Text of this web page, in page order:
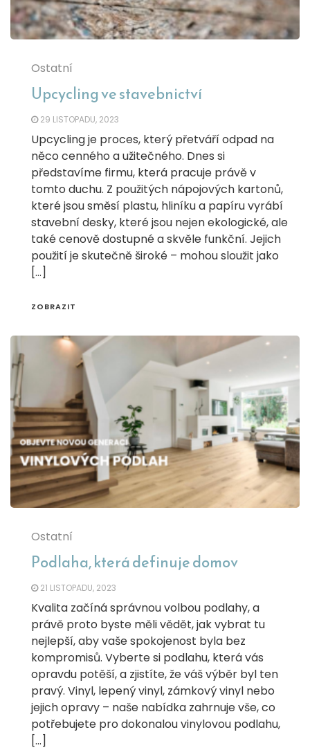
Ostatní
Upcycling ve stavebnictví
29 LISTOPADU, 2023
Upcycling je proces, který přetváří odpad na
něco cenného a užitečného. Dnes si
představíme firmu, která pracuje právě v
tomto duchu. Z použitých nápojových kartonů,
které jsou směsí plastu, hliníku a papíru vyrábí
stavební desky, které jsou nejen ekologické, ale
také cenově dostupné a skvěle funkční. Jejich
použití je skutečně široké – mohou sloužit jako
[…]
ZOBRAZIT
Ostatní
Podlaha, která definuje domov
21 LISTOPADU, 2023
Kvalita začíná správnou volbou podlahy, a
právě proto byste měli vědět, jak vybrat tu
nejlepší, aby vaše spokojenost byla bez
kompromisů. Vyberte si podlahu, která vás
opravdu potěší, a zjistíte, že váš výběr byl ten
pravý. Vinyl, lepený vinyl, zámkový vinyl nebo
jejich opravy – naše nabídka zahrnuje vše, co
potřebujete pro dokonalou vinylovou podlahu,
[…]